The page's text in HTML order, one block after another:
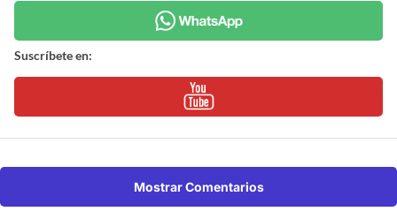
Suscríbete en:
Mostrar Comentarios